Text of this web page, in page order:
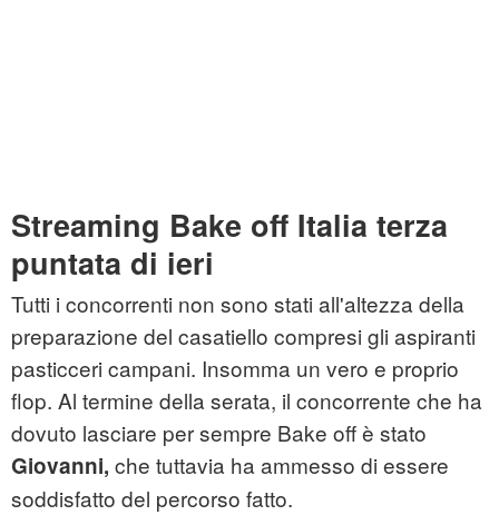
Streaming Bake off Italia terza
puntata di ieri
Tutti i concorrenti non sono stati all'altezza della
preparazione del casatiello compresi gli aspiranti
pasticceri campani. Insomma un vero e proprio
flop. Al termine della serata, il concorrente che ha
dovuto lasciare per sempre Bake off è stato
Giovanni, che tuttavia ha ammesso di essere
soddisfatto del percorso fatto.